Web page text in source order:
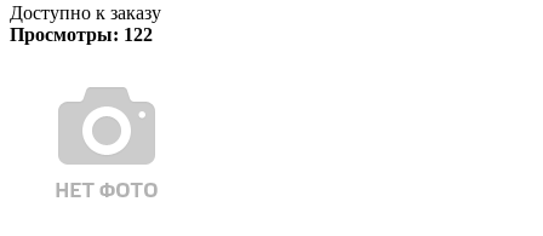
Доступно к заказу
Просмотры: 122